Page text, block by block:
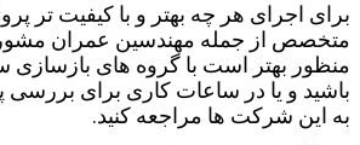
برای اجرای هر چه بهتر و با کیفیت تر
متخصص از جمله مهندسین عمران
منظور بهتر است با گروه های بازسازی
باشید و یا در ساعات کاری برای بررسی
به این شرکت ها مراجعه کنید.